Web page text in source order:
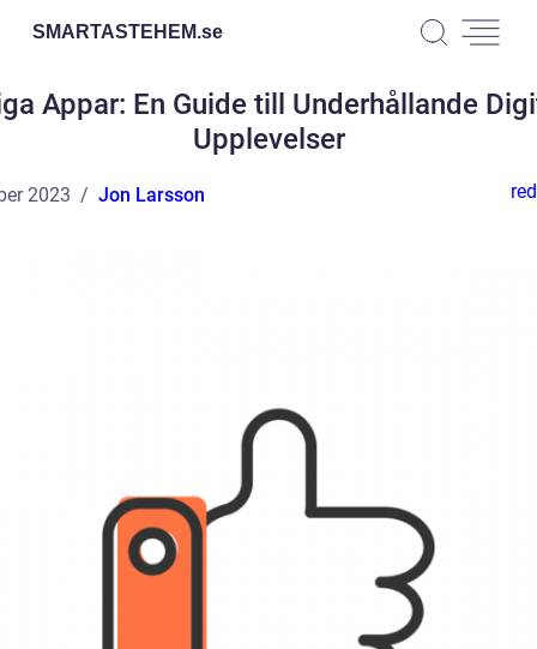
SMARTASTEHEM.se
Appar: En Guide till Underhållande
Upplevelser
2023 Jon Larsson